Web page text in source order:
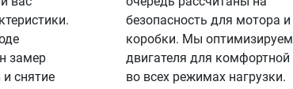
замер
снятие
безопасность для мотора и
коробки. Мы
двигателя для
во всех режимах нагрузки.